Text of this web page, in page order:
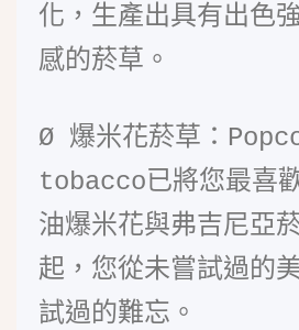
化，生產出具有出色
感的菸草。
Ø 爆米花菸草：
tobacco已將您最喜
油爆米花與弗吉尼亞
起，您從未嘗試過的
試過的難忘。